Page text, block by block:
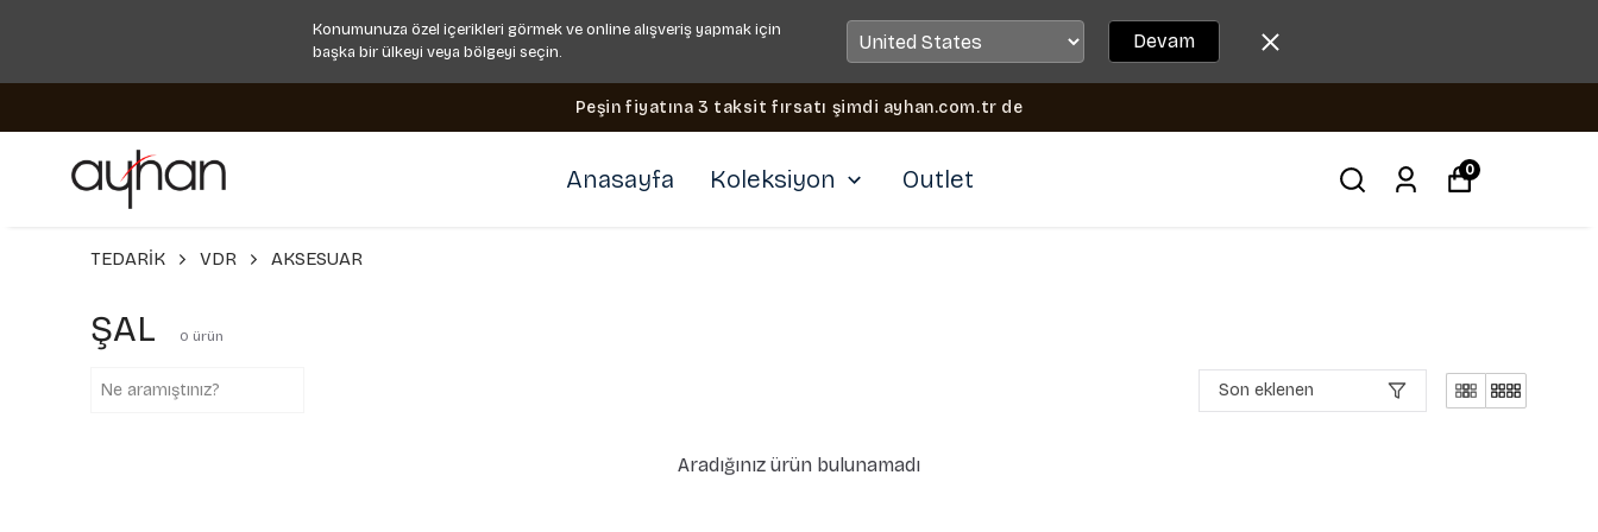
Konumunuza özel içerikleri görmek ve online alışveriş yapmak için
başka bir ülkeyi veya bölgeyi seçin.
Devam
Peşin fiyatına 3 taksit fırsatı şimdi ayhan.com.tr de
Anasayfa Koleksiyon Outlet 0
TEDARİK VDR AKSESUAR
ŞAL 0 ürün
Son eklenen
Aradığınız ürün bulunamadı